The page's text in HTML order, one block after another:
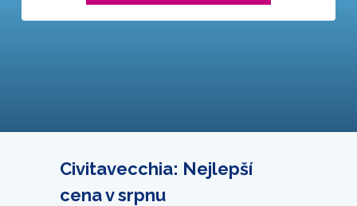
Civitavecchia: Nejlepší
cena v srpnu